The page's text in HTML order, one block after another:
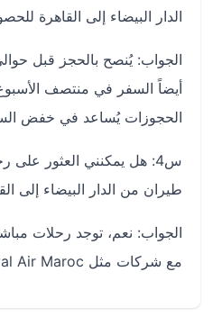
الدار البيضاء إلى القاهرة للحصول
أيضاً السفر في منتصف الأسبوع،
الحجوزات يُساعد في خفض السعر.
س4: هل يمكنني العثور على
طيران من الدار البيضاء إلى القاهرة؟
مع شركات مثل Royal Air Maroc و EgyptAir.